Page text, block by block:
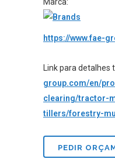
https://www.fae-
Link para detalhes
group.com/en/
clearing/tractor-
tillers/forestry-